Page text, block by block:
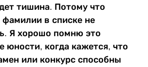
тишина. Потому что
фамилии в списке не
Я хорошо помню это
юности, когда кажется, что
или конкурс способны